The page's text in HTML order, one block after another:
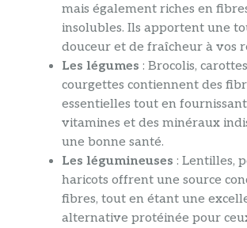
mais également riches en
insolubles. Ils apportent une
douceur et de fraîcheur à vos
Les légumes : Brocolis,
courgettes contiennent des
essentielles tout en
vitamines et des minéraux
une bonne santé.
Les légumineuses : Lentilles,
haricots offrent une source
fibres, tout en étant une
alternative protéinée pour